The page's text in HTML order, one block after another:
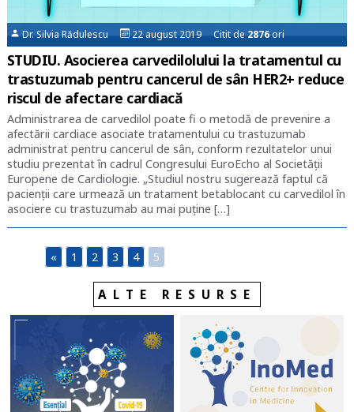
Dr. Silvia Rădulescu 22 august 2019 Citit de2876ori
STUDIU. Asocierea carvedilolului la tratamentul cu
trastuzumab pentru cancerul de sân HER2+ reduce
riscul de afectare cardiacă
Administrarea de carvedilol poate fi o metodă de prevenire a
afectării cardiace asociate tratamentului cu trastuzumab
administrat pentru cancerul de sân, conform rezultatelor unui
studiu prezentat în cadrul Congresului EuroEcho al Societății
Europene de Cardiologie. „Studiul nostru sugerează faptul că
pacienții care urmează un tratament betablocant cu carvedilol în
asociere cu trastuzumab au mai puține […]
« 1 2 3 4 5
ALTE RESURSE